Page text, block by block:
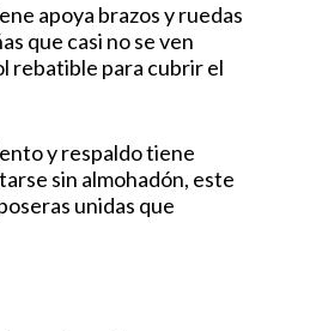
apoya brazos y ruedas
que casi no se ven
rebatible para cubrir el
y respaldo tiene
sin almohadón, este
unidas que